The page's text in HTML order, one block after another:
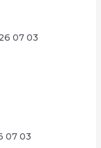
07 03
07 03